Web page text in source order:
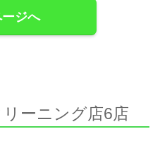
ジへ
ーニング店6店